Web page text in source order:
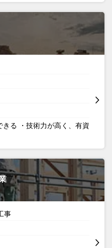
きる ・技術力が高く、有資
事